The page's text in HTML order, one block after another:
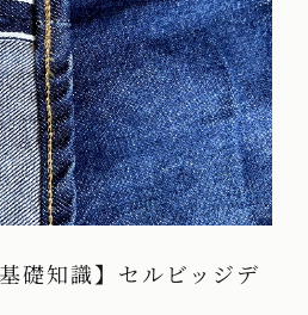
礎知識】セルビッジデ